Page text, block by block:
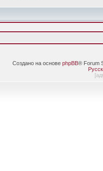
Создано на основе phpBB® Forum
[